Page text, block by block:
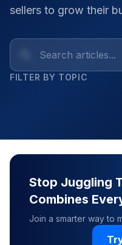
sellers to grow their
FILTER BY TOPIC
Stop Juggling
Combines
Join a smarter way to